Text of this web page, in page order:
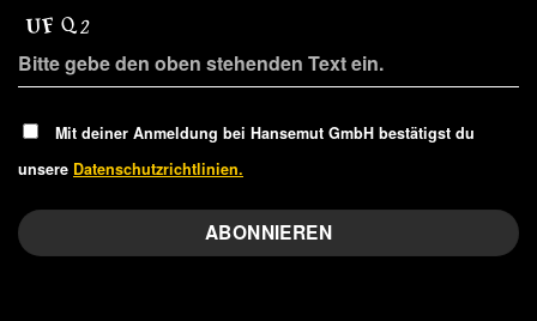
Mit deiner Anmeldung bei Hansemut GmbH bestätigst du
unsere Datenschutzrichtlinien.